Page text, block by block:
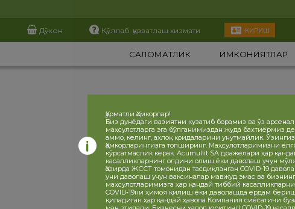
Дўкон Қўллаб-қувватлаш хизмати КИРИШ
САЛОМАТЛИК ИМКОНИЯТЛАР
Ҳурматли Ҳамкорлар!
Биз дунёдаги вазиятни кузатиб борамиз ва ўз
маҳсулотларга эга бўлганимиздан жуда бахтиёрмиз
аммо, келинг, ахлоқ қоидаларини унутмайлик.
Ҳамкорларингизга топширинг. Маҳсулотларимизни
кўрсатмаслик керак. Acumullit SA дражелари ҳар
касалликларнинг олдини олиш ёки даволаш учун
Ҳозирда ЖССТ томонидан тасдиқланган COVID-19
уни даволаш учун ваксиналар мавжуд эмас ва бизнинг
маҳсулотларимизга ҳар қандай тиббий
COVID-19ни ҳимоя қилиш ёки даволашда ёрдам
қиладиган ҳар қандай ҳавола Компания сиёсатини